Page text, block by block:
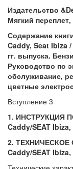
Издательство
Мягкий переплет,
Содержание
Caddy, Seat Ibiza
гг. выпуска.
Руководство по
обслуживание,
цветные
Вступление 3
1. ИНСТРУКЦИЯ
Caddy/SEAT
2. ТЕХНИЧЕСКОЕ
Caddy/SEAT